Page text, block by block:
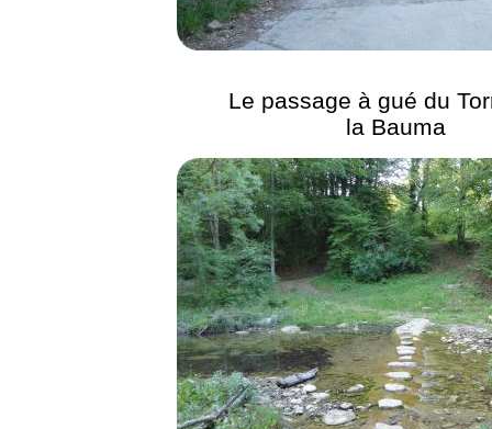
Le passage à gué du
la Bauma